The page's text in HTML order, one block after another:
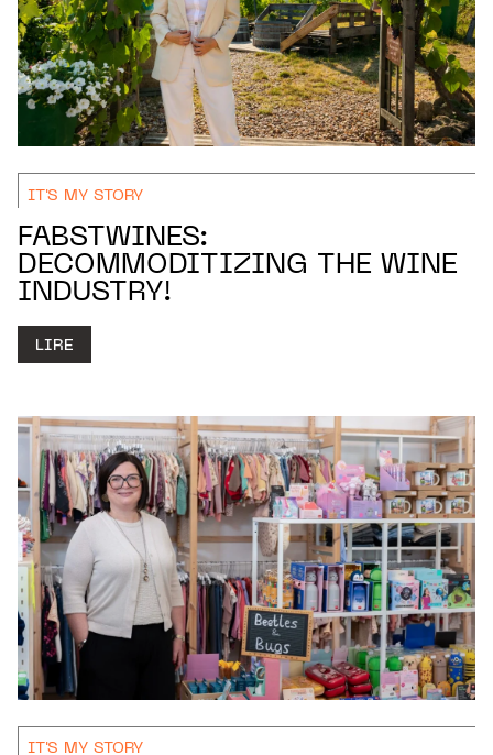
IT'S MY STORY
FABSTWINES:
DECOMMODITIZING THE WINE
INDUSTRY!
LIRE
IT'S MY STORY